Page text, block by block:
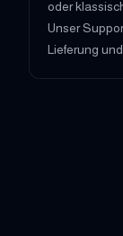
oder
Unser
Lieferung